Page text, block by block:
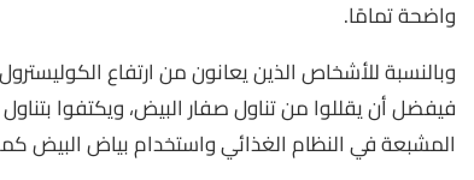
واضحة تمامًا.
المشبعة في النظام الغذائي واستخدام بياض البيض